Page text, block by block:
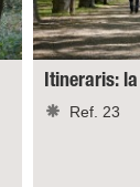
Itineraris: la
Ref. 23